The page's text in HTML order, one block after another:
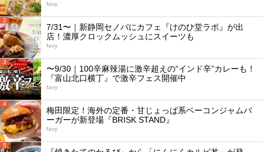
favy
2
7/31〜｜新静岡セノバにカフェ『けのひ堂ラボ』が出
店！濃厚クロックムッシュにスイーツも
favy
3
〜9/30｜100辛麻辣湯に激辛超えの“インド辛”カレーも！
『富山北口横丁』で激辛フェス開催中
favy
4
梅田限定！海外の定番・甘じょっぱ系ベーコンジャムバ
ーガーが新登場『BRISK STAND』
favy
5